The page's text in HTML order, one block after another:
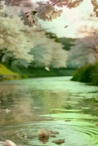
Se alle verktøy